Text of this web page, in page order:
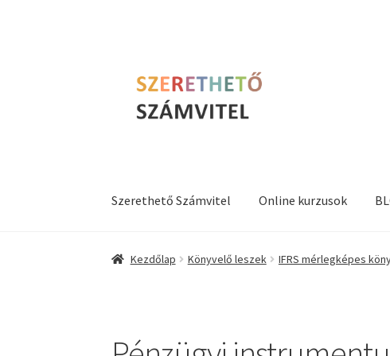
navigációhoz
tartalomba
Szerethető Számvitel Online kurzusok
Kezdőlap Könyvelő leszek IFRS mérlegképes